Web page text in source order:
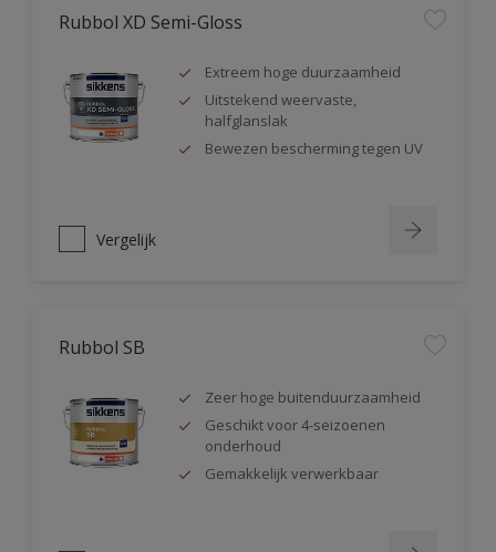
Rubbol XD Semi-Gloss
Extreem hoge duurzaamheid
Uitstekend weervaste,
halfglanslak
Bewezen bescherming tegen UV
Vergelijk
Rubbol SB
Zeer hoge buitenduurzaamheid
Geschikt voor 4-seizoenen
onderhoud
Gemakkelijk verwerkbaar